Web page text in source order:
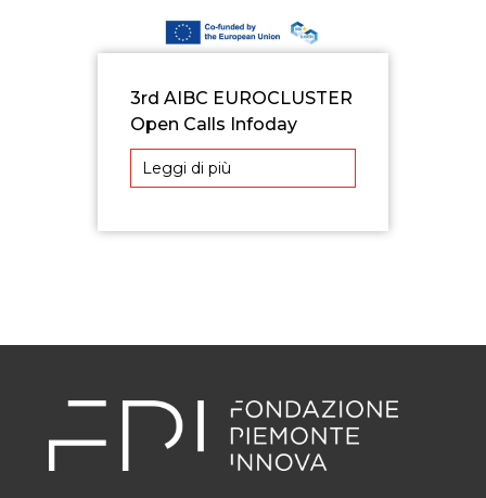
3rd AIBC EUROCLUSTER
Open Calls Infoday
Leggi di più